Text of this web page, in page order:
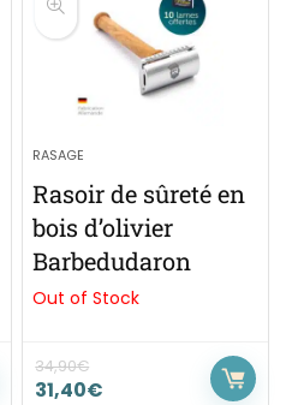
RASAGE
Rasoir de sûreté en
bois d’olivier
Barbedudaron
Out of Stock
34,90€
31,40€